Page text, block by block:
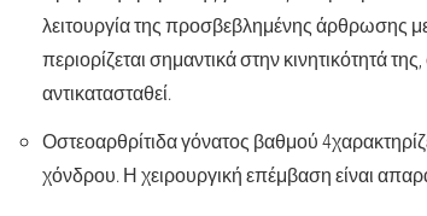
λειτουργία της προσβεβλημένης άρθρωσης
περιορίζεται σημαντικά στην κινητικότητά
αντικατασταθεί.
Οστεοαρθρίτιδα γόνατος βαθμού 4
χόνδρου. Η χειρουργική επέμβαση είναι